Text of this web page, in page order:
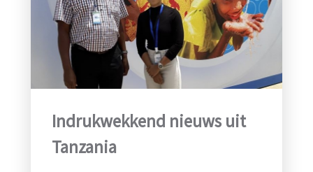
Indrukwekkend nieuws uit
Tanzania